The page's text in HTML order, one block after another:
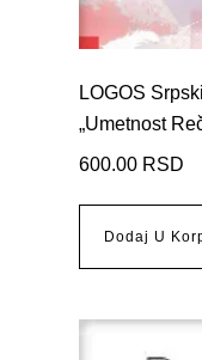
LOGOS
„Umetnost
600.00 RSD
Dodaj U